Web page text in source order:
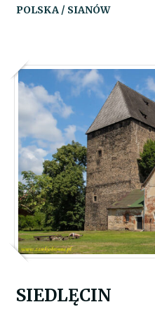
POLSKA / SIANÓW
SIEDLĘCIN